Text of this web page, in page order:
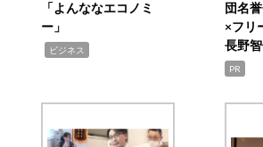
「よんななエコノミ
ー」
ビジネス
団名
×フリ
長野
PR